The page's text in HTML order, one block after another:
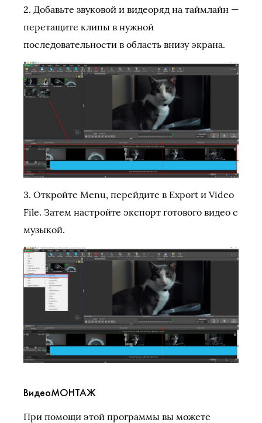
2. Добавьте звуковой и видеоряд на таймлайн —
перетащите клипы в нужной
последовательности в область внизу экрана.
3. Откройте Menu, перейдите в Export и Video
File. Затем настройте экспорт готового видео с
музыкой.
ВидеоМОНТАЖ
При помощи этой программы вы можете